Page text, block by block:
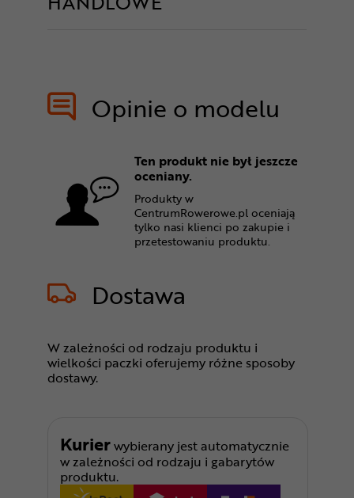
Opinie o modelu
Ten produkt nie był jeszcze
oceniany.
Produkty w
CentrumRowerowe.pl oceniają
tylko nasi klienci po zakupie i
przetestowaniu produktu.
Dostawa
W zależności od rodzaju produktu i
wielkości paczki oferujemy różne sposoby
dostawy.
Kurierwybierany jest automatycznie
w zależności od rodzaju i gabarytów
produktu.